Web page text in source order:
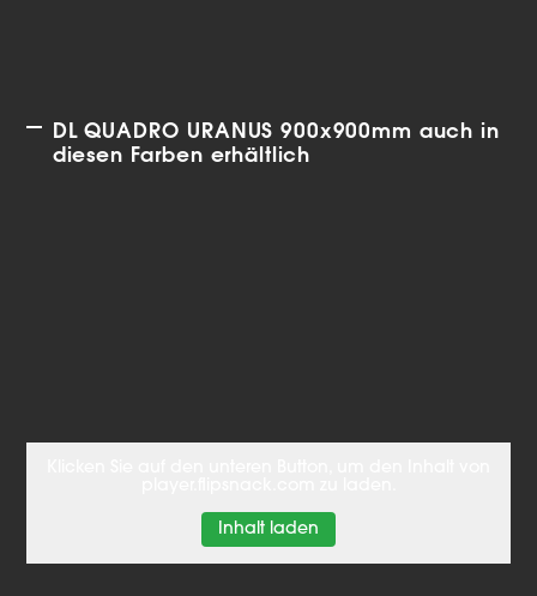
DL QUADRO URANUS 900x900mm auch in
diesen Farben erhältlich
Inhalt laden